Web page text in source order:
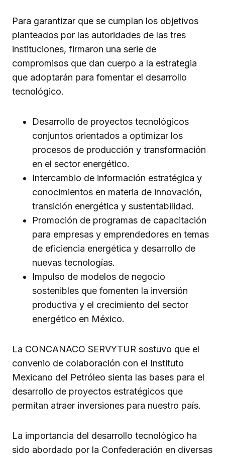
Para garantizar que se cumplan los objetivos
planteados por las autoridades de las tres
instituciones, firmaron una serie de
compromisos que dan cuerpo a la estrategia
que adoptarán para fomentar el desarrollo
tecnológico.
Desarrollo de proyectos tecnológicos
conjuntos orientados a optimizar los
procesos de producción y transformación
en el sector energético.
Intercambio de información estratégica y
conocimientos en materia de innovación,
transición energética y sustentabilidad.
Promoción de programas de capacitación
para empresas y emprendedores en temas
de eficiencia energética y desarrollo de
nuevas tecnologías.
Impulso de modelos de negocio
sostenibles que fomenten la inversión
productiva y el crecimiento del sector
energético en México.
La CONCANACO SERVYTUR sostuvo que el
convenio de colaboración con el Instituto
Mexicano del Petróleo sienta las bases para el
desarrollo de proyectos estratégicos que
permitan atraer inversiones para nuestro país.
La importancia del desarrollo tecnológico ha
sido abordado por la Confederación en diversas